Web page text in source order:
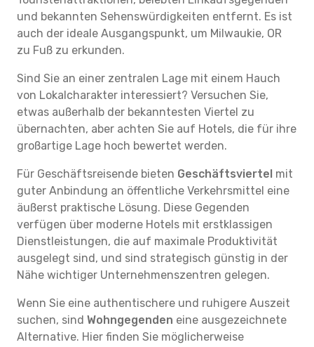
und bekannten Sehenswürdigkeiten entfernt. Es ist
auch der ideale Ausgangspunkt, um Milwaukie, OR
zu Fuß zu erkunden.
Sind Sie an einer zentralen Lage mit einem Hauch
von Lokalcharakter interessiert? Versuchen Sie,
etwas außerhalb der bekanntesten Viertel zu
übernachten, aber achten Sie auf Hotels, die für ihre
großartige Lage hoch bewertet werden.
Für Geschäftsreisende bieten Geschäftsviertel mit
guter Anbindung an öffentliche Verkehrsmittel eine
äußerst praktische Lösung. Diese Gegenden
verfügen über moderne Hotels mit erstklassigen
Dienstleistungen, die auf maximale Produktivität
ausgelegt sind, und sind strategisch günstig in der
Nähe wichtiger Unternehmenszentren gelegen.
Wenn Sie eine authentischere und ruhigere Auszeit
suchen, sind Wohngegenden eine ausgezeichnete
Alternative. Hier finden Sie möglicherweise